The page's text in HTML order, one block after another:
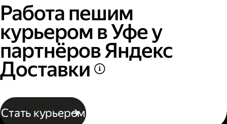
Работа пешим
курьером в Уфе у
партнёров Яндекс
Доставки
Стать курьером